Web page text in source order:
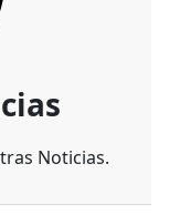
Noticias.